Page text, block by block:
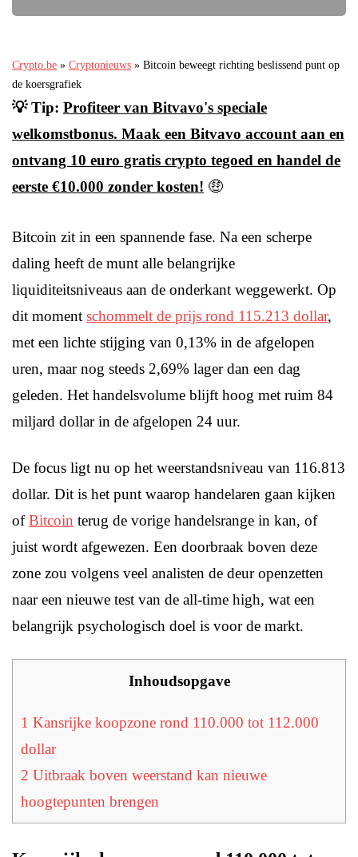
Crypto.be » Cryptonieuws » Bitcoin beweegt richting beslissend punt op
de koersgrafiek
💡 Tip: Profiteer van Bitvavo's speciale
welkomstbonus. Maak een Bitvavo account aan en
ontvang 10 euro gratis crypto tegoed en handel de
eerste €10.000 zonder kosten! 🤑
Bitcoin zit in een spannende fase. Na een scherpe
daling heeft de munt alle belangrijke
liquiditeitsniveaus aan de onderkant weggewerkt. Op
dit moment schommelt de prijs rond 115.213 dollar,
met een lichte stijging van 0,13% in de afgelopen
uren, maar nog steeds 2,69% lager dan een dag
geleden. Het handelsvolume blijft hoog met ruim 84
miljard dollar in de afgelopen 24 uur.
De focus ligt nu op het weerstandsniveau van 116.813
dollar. Dit is het punt waarop handelaren gaan kijken
ofBitcoin terug de vorige handelsrange in kan, of
juist wordt afgewezen. Een doorbraak boven deze
zone zou volgens veel analisten de deur openzetten
naar een nieuwe test van de all-time high, wat een
belangrijk psychologisch doel is voor de markt.
Inhoudsopgave
1 Kansrijke koopzone rond 110.000 tot 112.000
dollar
2 Uitbraak boven weerstand kan nieuwe
hoogtepunten brengen